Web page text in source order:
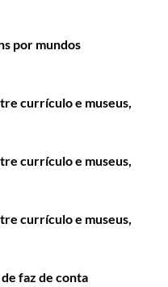
por mundos
currículo e museus,
currículo e museus,
currículo e museus,
faz de conta